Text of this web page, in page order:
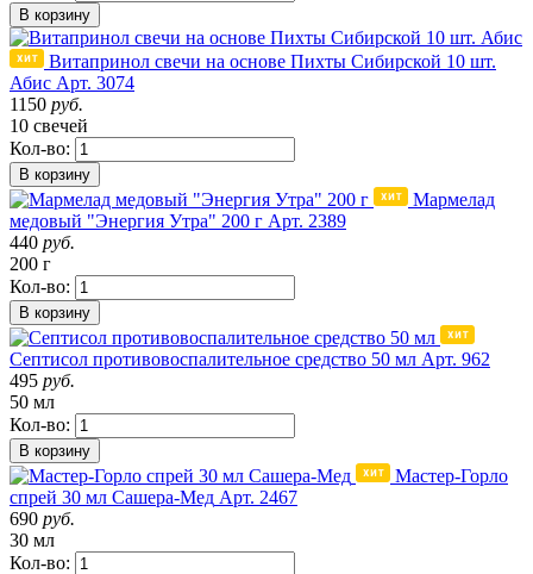
В корзину
Витапринол свечи на основе Пихты Сибирской 10 шт.
Абис Арт. 3074
1150 руб.
10 свечей
Кол-во:
В корзину
Мармелад
медовый "Энергия Утра" 200 г Арт. 2389
440 руб.
200 г
Кол-во:
В корзину
Септисол противовоспалительное средство 50 мл Арт. 962
495 руб.
50 мл
Кол-во:
В корзину
Мастер-Горло
спрей 30 мл Сашера-Мед Арт. 2467
690 руб.
30 мл
Кол-во: